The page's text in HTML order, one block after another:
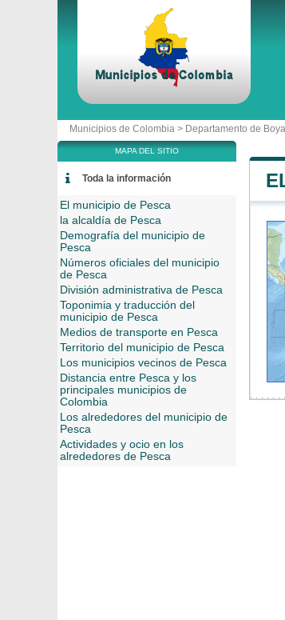
Municipios de Colombia > Departamento de
MAPA DEL SITIO
Toda la información
El municipio de Pesca
la alcaldía de Pesca
Demografía del municipio de
Pesca
Números oficiales del municipio
de Pesca
División administrativa de Pesca
Toponimia y traducción del
municipio de Pesca
Medios de transporte en Pesca
Territorio del municipio de Pesca
Los municipios vecinos de Pesca
Distancia entre Pesca y los
principales municipios de
Colombia
Los alrededores del municipio de
Pesca
Actividades y ocio en los
alrededores de Pesca